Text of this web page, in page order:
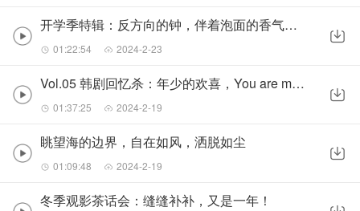
开学季特辑：反方向的钟，伴着泡面的香气，缅怀我“死去的爱情”
01:22:54 2024-2-23
Vol.05 韩剧回忆杀：年少的欢喜，You are my destiny！
01:37:25 2024-2-19
眺望海的边界，自在如风，洒脱如尘
01:09:48 2024-2-19
冬季观影茶话会：缝缝补补，又是一年！